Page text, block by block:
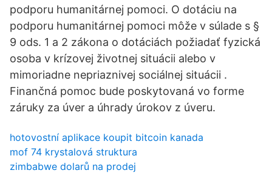
podporu humanitárnej pomoci. O dotáciu na
podporu humanitárnej pomoci môže v súlade s §
9 ods. 1 a 2 zákona o dotáciách požiadať fyzická
osoba v krízovej životnej situácii alebo v
mimoriadne nepriaznivej sociálnej situácii .
Finančná pomoc bude poskytovaná vo forme
záruky za úver a úhrady úrokov z úveru.
hotovostní aplikace koupit bitcoin kanada
mof 74 krystalová struktura
zimbabwe dolarů na prodej